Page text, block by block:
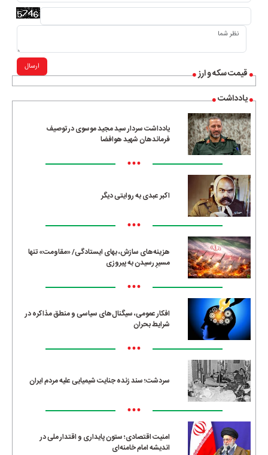
قیمت سکه و ارز
یادداشت
یادداشت سردار سید مجید موسوی در توصیف
فرماندهان شهید هوافضا
•••
اکبر عبدی به روایتی دیگر
•••
هزینه‌های سازش، بهای ایستادگی/ «مقاومت» تنها
مسیرِ رسیدن به پیروزی
•••
افکار عمومی، سیگنال‌های سیاسی و منطق مذاکره در
شرایط بحران
•••
سردشت؛ سند زنده جنایت شیمیایی علیه مردم ایران
•••
امنیت اقتصادی؛ ستون پایداری و اقتدار ملی در
اندیشه امام خامنه‌ای
ارسال